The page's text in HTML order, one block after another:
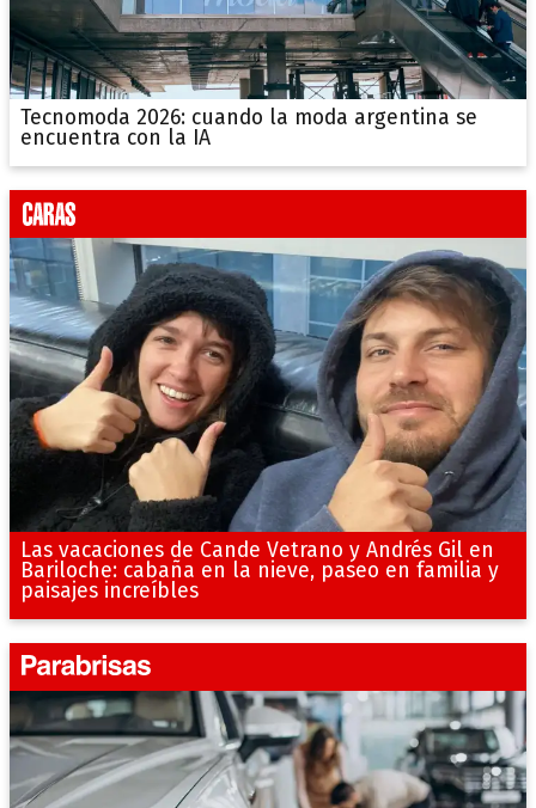
Tecnomoda 2026: cuando la moda argentina se
encuentra con la IA
Las vacaciones de Cande Vetrano y Andrés Gil en
Bariloche: cabaña en la nieve, paseo en familia y
paisajes increíbles